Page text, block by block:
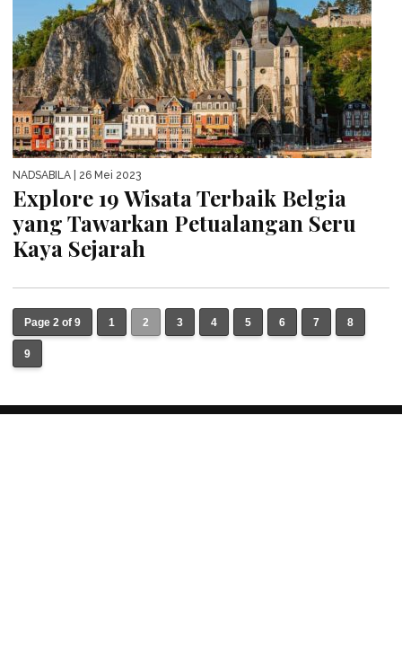
NADSABILA | 26 Mei 2023
Explore 19 Wisata Terbaik Belgia
yang Tawarkan Petualangan Seru
Kaya Sejarah
Page 2 of 9 1 2 3 4 5 6 7 8
9